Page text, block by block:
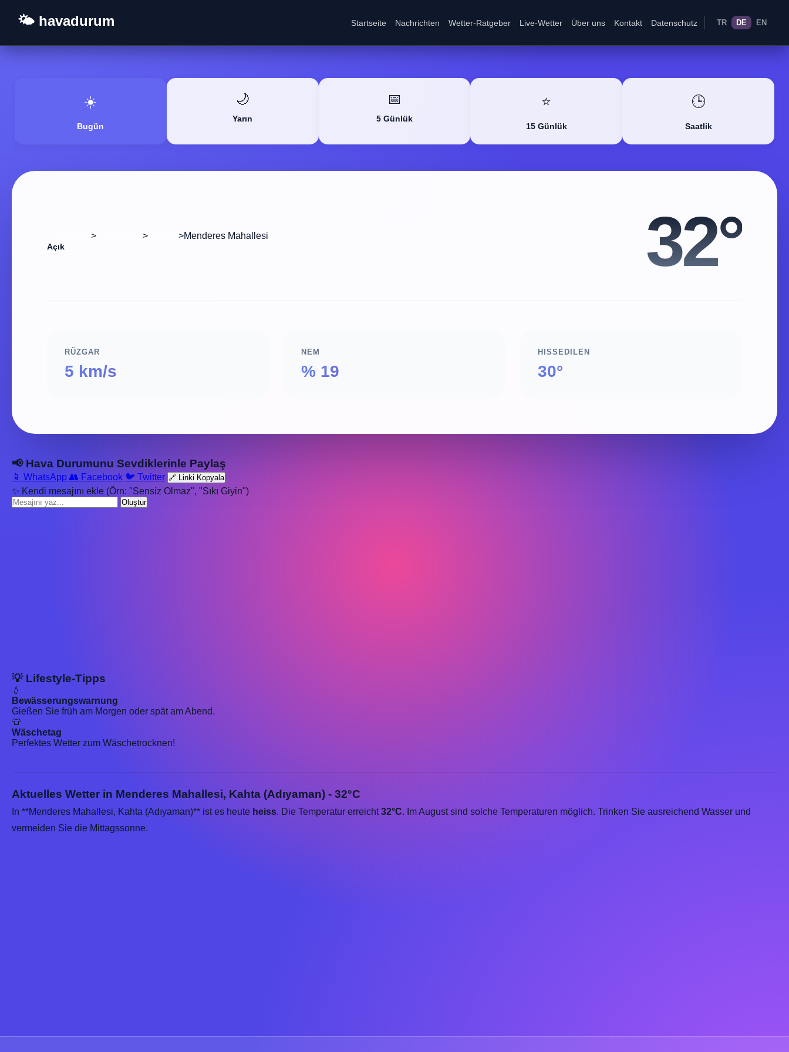
🌤️ havadurum Startseite Nachrichten Wetter-Ratgeber Live-Wetter Über uns Kontakt Datenschutz TR DE EN
☀️
Bugün
🌙
Yarın
📅
5 Günlük
⭐
15 Günlük
🕒
Saatlik
> > >Menderes Mahallesi
Açık 32°
RÜZGAR
5 km/s
NEM
% 19
HISSEDILEN
30°
📢 Hava Durumunu Sevdiklerinle Paylaş
📱 WhatsApp 👥 Facebook 🐦 Twitter 🔗 Linki Kopyala
✨ Kendi mesajını ekle (Örn: "Sensiz Olmaz", "Sıkı Giyin")
Oluştur
💡 Lifestyle-Tipps
💧
Bewässerungswarnung
Gießen Sie früh am Morgen oder spät am Abend.
👕
Wäschetag
Perfektes Wetter zum Wäschetrocknen!
Aktuelles Wetter in Menderes Mahallesi, Kahta (Adıyaman) - 32°C
In **Menderes Mahallesi, Kahta (Adıyaman)** ist es heute heiss. Die Temperatur erreicht32°C. Im August sind solche Temperaturen möglich. Trinken Sie ausreichend Wasser und
vermeiden Sie die Mittagssonne.